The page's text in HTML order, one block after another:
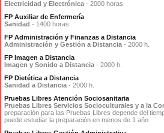
Electricidad y Electrónica - 2000 horas
FP Auxiliar de Enfermería
Sanidad - 1400 horas
FP Administración y Finanzas a Distancia
Administración y Gestión a Distancia - 2000 h.
FP Imagen a Distancia
Imagen y Sonido a Distancia - 2000 h.
FP Dietética a Distancia
Sanidad a Distancia - 2000 h.
Pruebas Libres Atención Sociosanitaria
Pruebas Libres Servicios Socioculturales y a la
preparación para las Pruebas Libres depende del
puede estudiar la preparación en menos de 1 año